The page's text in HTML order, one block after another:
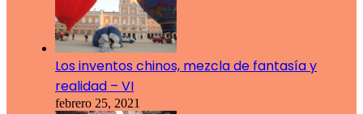
Los inventos chinos, mezcla de fantasía y
realidad – VI
febrero 25, 2021